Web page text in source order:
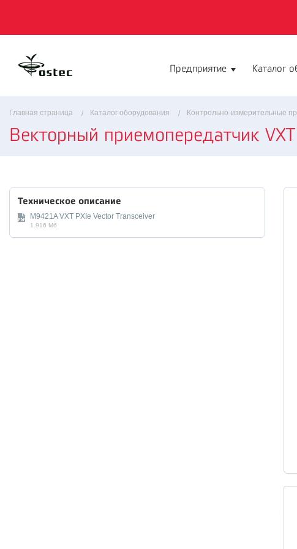
Предприятие Каталог
Главная страница Каталог оборудования Контрольно-измерительные
Векторный приемопередатчик
Техническое описание
M9421A VXT PXIe Vector Transceiver
1.916 Мб